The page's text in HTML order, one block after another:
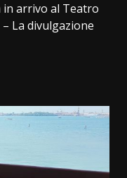
in arrivo al Teatro
La divulgazione